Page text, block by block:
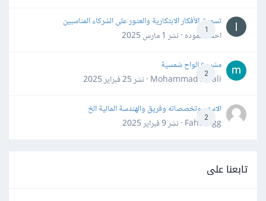
1
تسويق الأفكار الابتكارية والعثور على الشركاء المناسبين
احمد حموده · نشر 1 مارس 2025
2
مشروع الواح شمسية
Mohammad Awali · نشر
25 فبراير 2025
2
الاسهم وتخصصاته وفريق والهندسة المالية الخ
Fahd Ggg · نشر
9 فبراير 2025
تابعنا على